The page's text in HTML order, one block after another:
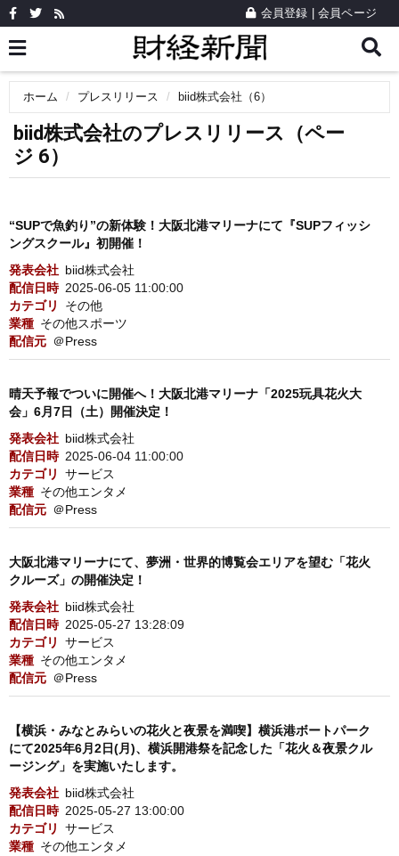
会員登録 会員ページ
ホーム プレスリリース biid株式会社（6）
biid株式会社のプレスリリース（ペー
ジ 6）
“SUPで魚釣り”の新体験！大阪北港マリーナにて『SUPフィッシ
ングスクール』初開催！
発表会社 biid株式会社
配信日時 2025-06-05 11:00:00
カテゴリ
その他
業種 その他スポーツ
配信元 ＠Press
晴天予報でついに開催へ！大阪北港マリーナ「2025玩具花火大
会」6月7日（土）開催決定！
発表会社 biid株式会社
配信日時 2025-06-04 11:00:00
カテゴリ
サービス
業種 その他エンタメ
配信元 ＠Press
大阪北港マリーナにて、夢洲・世界的博覧会エリアを望む「花火
クルーズ」の開催決定！
発表会社 biid株式会社
配信日時 2025-05-27 13:28:09
カテゴリ
サービス
業種 その他エンタメ
配信元 ＠Press
【横浜・みなとみらいの花火と夜景を満喫】横浜港ボートパーク
にて2025年6月2日(月)、横浜開港祭を記念した「花火＆夜景クル
ージング」を実施いたします。
発表会社 biid株式会社
配信日時 2025-05-27 13:00:00
カテゴリ
サービス
業種 その他エンタメ